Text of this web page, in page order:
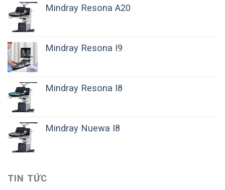
Mindray Resona A20
Mindray Resona I9
Mindray Resona I8
Mindray Nuewa I8
TIN TỨC